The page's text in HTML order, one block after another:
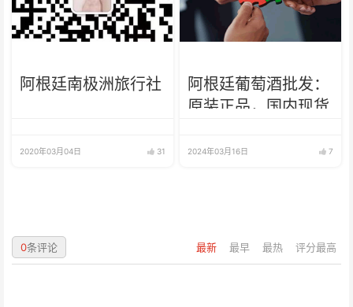
阿根廷南极洲旅行社
2020年03月04日 31
阿根廷葡萄酒批发：
原装正品，国内现货
2024年03月16日 7
最新 最早 最热 评分最高
0条评论